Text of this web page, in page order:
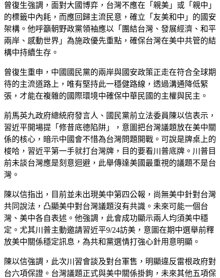
曾復生強調，面對大國博弈，台灣不應在「親美」或「親中」
的標籤中內耗，而應回歸主流民意，確立「友美和中」的國安
架構。他呼籲朝野政黨領袖應以「團結台灣、發展經濟、和平
兩岸、感動世界」為施政優先重點，確保台灣在美中共管的結
構中持續生存。
曾復生重申，中國國民黨的兩岸與國安政策正走在符合全球期
待的主流道路上，唯有堅持此一穩健路線，透過溝通降低緊
張，才能在複雜的國際環境中確保中華民國的主權與民主。
前馬英九政府總統府發言人、國民黨前立法委員陳以信表示，
習近平開場提「修昔底德陷阱」，意圖把台灣議題放在美中關
係的核心，暗示中國會不惜為台灣問題開戰。可說是牌桌上的
梭哈，習近平第一手就打台灣牌，目的要看川普底牌。川普目
前未談台灣應是刻意迴避，此舉傳達美國最重視的議題不是台
灣。
陳以信指出，目前並未出現美中第四公報，尚無美中針對台灣
共同說法，凸顯美中對台灣議題沒有共識。未來可能一個台
灣、美中各自表述。他強調，此會成功顯示兩人均須美中穩
定。尤其川普主動邀請習近平9/24訪美，意圖在期中選舉前釋
放美中關係穩定訊息，為共和黨選情打強心針用意明顯。
陳以信強調，此次川習會談及對台軍售，明顯違反雷根政府對
台六項保證。台灣議題正式與美中關係掛鉤，未來其他五項保